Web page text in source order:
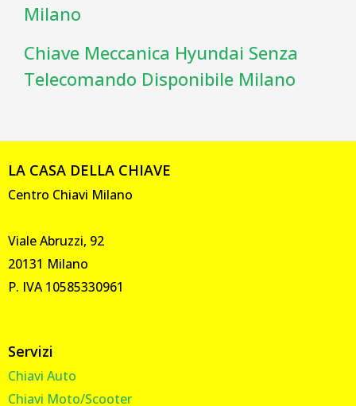
Milano
Chiave Meccanica Hyundai Senza
Telecomando Disponibile Milano
LA CASA DELLA CHIAVE
Centro Chiavi Milano
Viale Abruzzi, 92
20131 Milano
P. IVA 10585330961
Servizi
Chiavi Auto
Chiavi Moto/Scooter